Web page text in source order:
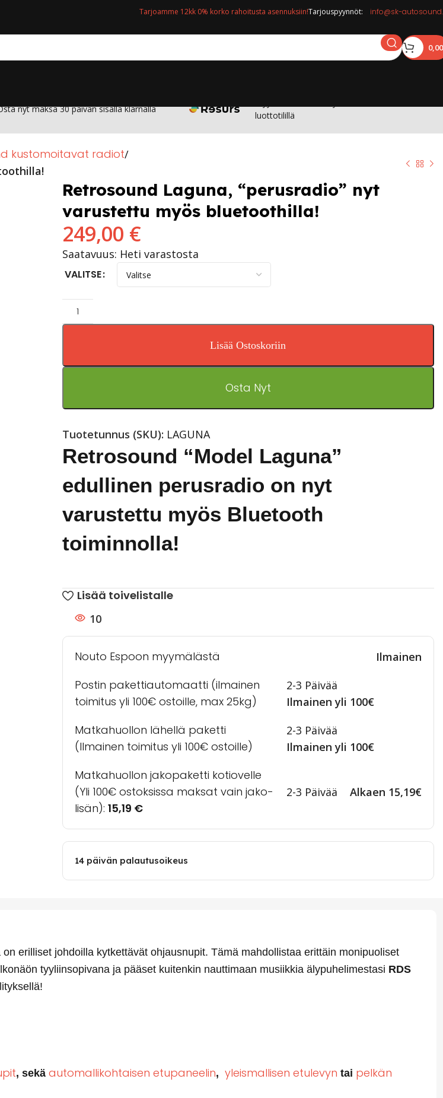
Tarjoamme 12kk 0% korko rahoitusta asennuksiin!Tarjouspyynnöt: info@sk-
nyt maksa 30 päivän sisällä klarnalla
luottotilillä
kustomoitavat radiot
Retrosound Laguna, “perusradio” nyt
varustettu myös bluetoothilla!
249,00 €
Saatavuus: Heti varastosta
VALITSE
Lisää Ostoskoriin
Osta Nyt
Tuotetunnus (SKU): LAGUNA
Retrosound “Model Laguna”
edullinen perusradio on nyt
varustettu myös Bluetooth
toiminnolla!
Lisää toivelistalle
10
Nouto Espoon myymälästä Ilmainen
Postin pakettiautomaatti (ilmainen
toimitus yli 100€ ostoille, max 25kg)
2-3 Päivää
Ilmainen yli 100€
Matkahuollon lähellä paketti
(Ilmainen toimitus yli 100€ ostoille)
2-3 Päivää
Ilmainen yli 100€
Matkahuollon jakopaketti kotiovelle
(Yli 100€ ostoksissa maksat vain jako-
lisän): 15,19 €
2-3 Päivää Alkaen 15,19€
14 päivän palautusoikeus
erilliset johdoilla kytkettävät ohjausnupit. Tämä mahdollistaa erittäin monipuoliset
tyyliinsopivana ja pääset kuitenkin nauttimaan musiikkia älypuhelimestasi RDS
, sekä automallikohtaisen etupaneelin, yleismallisen etulevyn tai pelkän